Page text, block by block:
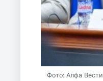
Фото: Алфа Вести